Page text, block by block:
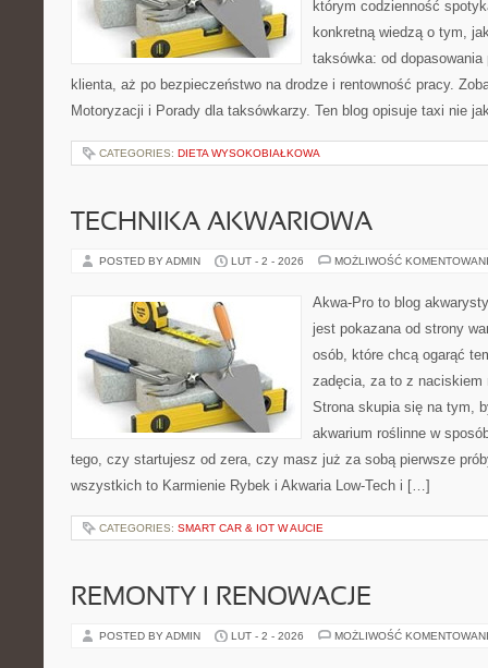
którym codzienność
konkretną wiedzą o tym,
taksówka: od dopasowania
klienta, aż po bezpieczeństwo na drodze i rentowność pracy.
Motoryzacji i Porady dla taksówkarzy. Ten blog opisuje taxi nie
CATEGORIES: DIETA WYSOKOBIAŁKOWA
TECHNIKA AKWARIOWA
POSTED BY ADMIN LUT - 2 - 2026 MOŻLIWOŚĆ
Akwa-Pro to blog
jest pokazana od strony
osób, które chcą ogarąć
zadęcia, za to z naciskiem
Strona skupia się na tym,
akwarium roślinne w
tego, czy startujesz od zera, czy masz już za sobą pierwsze
wszystkich to Karmienie Rybek i Akwaria Low-Tech i […]
CATEGORIES: SMART CAR & IOT W AUCIE
REMONTY I RENOWACJE
POSTED BY ADMIN LUT - 2 - 2026 MOŻLIWOŚĆ